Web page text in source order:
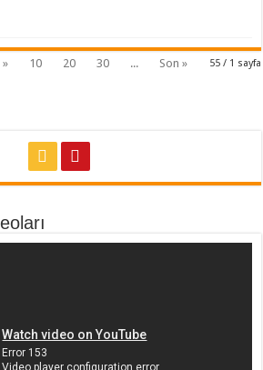
55 / 1 sayfa
» 10 20 30 ... Son »